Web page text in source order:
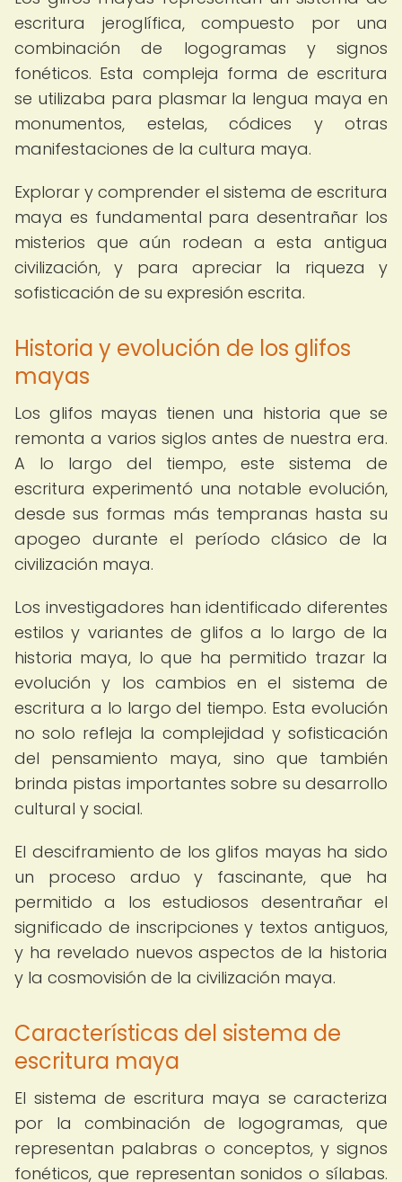
escritura jeroglífica, compuesto por una
combinación de logogramas y signos
fonéticos. Esta compleja forma de escritura
se utilizaba para plasmar la lengua maya en
monumentos, estelas, códices y otras
manifestaciones de la cultura maya.
Explorar y comprender el sistema de escritura
maya es fundamental para desentrañar los
misterios que aún rodean a esta antigua
civilización, y para apreciar la riqueza y
sofisticación de su expresión escrita.
Historia y evolución de los glifos
mayas
Los glifos mayas tienen una historia que se
remonta a varios siglos antes de nuestra era.
A lo largo del tiempo, este sistema de
escritura experimentó una notable evolución,
desde sus formas más tempranas hasta su
apogeo durante el período clásico de la
civilización maya.
Los investigadores han identificado diferentes
estilos y variantes de glifos a lo largo de la
historia maya, lo que ha permitido trazar la
evolución y los cambios en el sistema de
escritura a lo largo del tiempo. Esta evolución
no solo refleja la complejidad y sofisticación
del pensamiento maya, sino que también
brinda pistas importantes sobre su desarrollo
cultural y social.
El desciframiento de los glifos mayas ha sido
un proceso arduo y fascinante, que ha
permitido a los estudiosos desentrañar el
significado de inscripciones y textos antiguos,
y ha revelado nuevos aspectos de la historia
y la cosmovisión de la civilización maya.
Características del sistema de
escritura maya
El sistema de escritura maya se caracteriza
por la combinación de logogramas, que
representan palabras o conceptos, y signos
fonéticos, que representan sonidos o sílabas.